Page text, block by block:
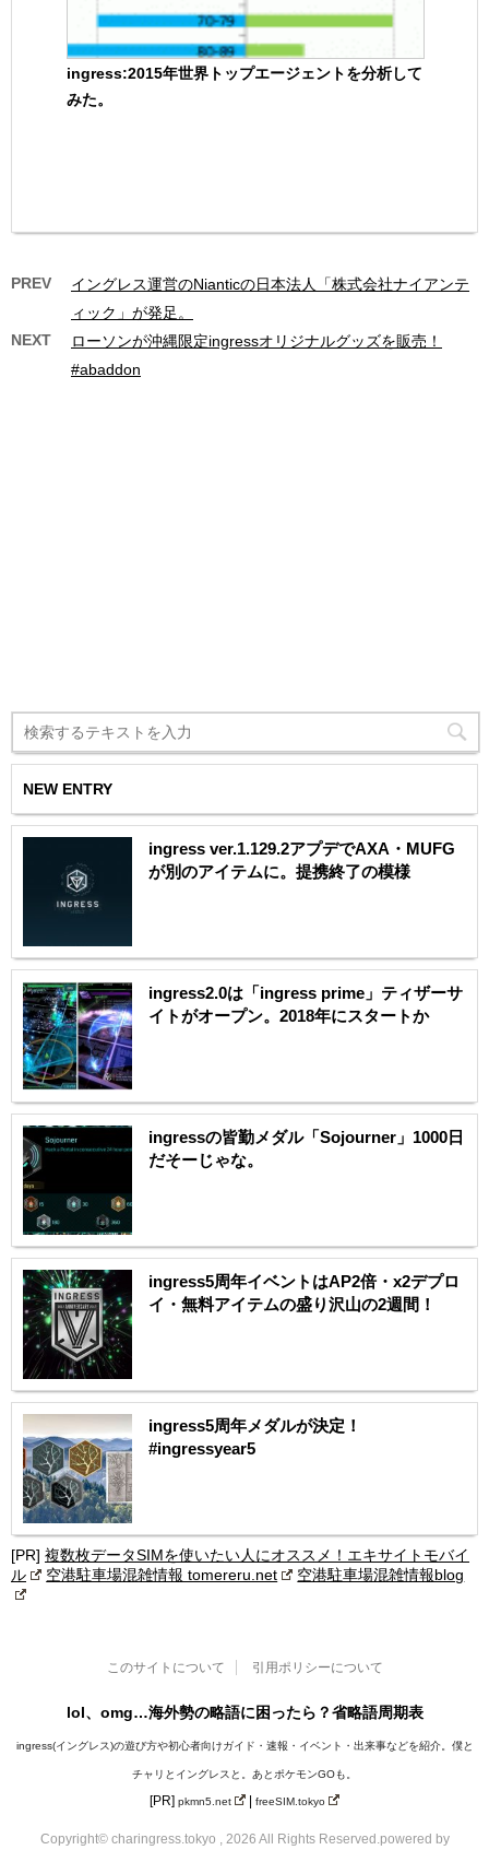
ingress:2015年世界トップエージェントを分析して
みた。
PREV
イングレス運営のNianticの日本法人「株式会社ナイアンテ
ィック」が発足。
NEXT
ローソンが沖縄限定ingressオリジナルグッズを販売！
#abaddon
NEW ENTRY
ingress ver.1.129.2アプデでAXA・MUFG
が別のアイテムに。提携終了の模様
ingress2.0は「ingress prime」ティザーサ
イトがオープン。2018年にスタートか
ingressの皆勤メダル「Sojourner」1000日
だそーじゃな。
ingress5周年イベントはAP2倍・x2デプロ
イ・無料アイテムの盛り沢山の2週間！
ingress5周年メダルが決定！
#ingressyear5
[PR] 複数枚データSIMを使いたい人にオススメ！エキサイトモバイ
ル
空港駐車場混雑情報 tomereru.net 空港駐車場混雑情報blog
このサイトについて 引用ポリシーについて
lol、omg…海外勢の略語に困ったら？省略語周期表
ingress(イングレス)の遊び方や初心者向けガイド・速報・イベント・出来事などを紹介。僕と
チャリとイングレスと。あとポケモンGOも。
[PR]pkmn5.net | freeSIM.tokyo
Copyright© charingress.tokyo , 2026 All Rights Reserved.powered by